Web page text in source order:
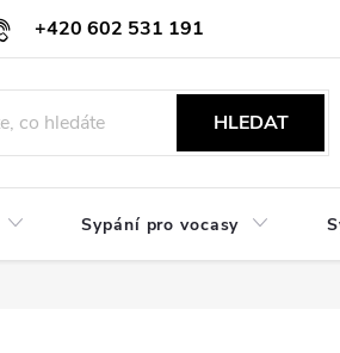
+420 602 531 191
Obchodní sdělení Hodnocení obchodu
HLEDAT
Sypání pro vocasy